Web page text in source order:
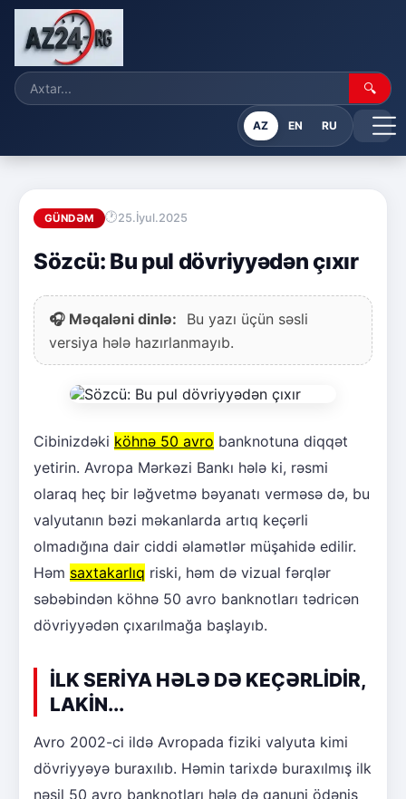
🔍
AZ EN RU
GÜNDƏM 25.İyul.2025
Sözcü: Bu pul dövriyyədən çıxır
🎧 Məqaləni dinlə:
Bu yazı üçün səsli
versiya hələ hazırlanmayıb.
Cibinizdəki köhnə 50 avro banknotuna diqqət
yetirin. Avropa Mərkəzi Bankı hələ ki, rəsmi
olaraq heç bir ləğvetmə bəyanatı verməsə də, bu
valyutanın bəzi məkanlarda artıq keçərli
olmadığına dair ciddi əlamətlər müşahidə edilir.
Həm saxtakarlıq riski, həm də vizual fərqlər
səbəbindən köhnə 50 avro banknotları tədricən
dövriyyədən çıxarılmağa başlayıb.
İLK SERİYA HƏLƏ DƏ KEÇƏRLİDİR,
LAKİN...
Avro 2002-ci ildə Avropada fiziki valyuta kimi
dövriyyəyə buraxılıb. Həmin tarixdə buraxılmış ilk
nəsil 50 avro banknotları hələ də qanuni ödəniş